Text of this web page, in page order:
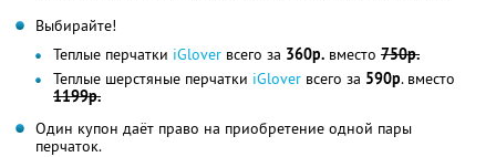
Выбирайте!
Теплые перчатки iGlover всего за 360р. вместо 750р.
Теплые шерстяные перчатки iGlover всего за 590р. вместо
1199р.
Один купон даёт право на приобретение одной пары
перчаток.